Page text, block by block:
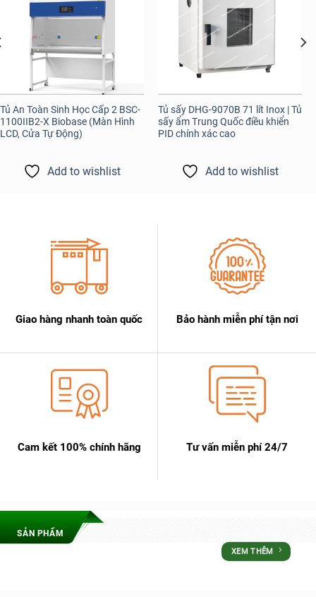
Tủ An Toàn Sinh Học Cấp 2 BSC-
1100IIB2-X Biobase (Màn Hình
LCD, Cửa Tự Động)
Add to wishlist
Tủ sấy DHG-9070B 71 lít Inox | Tủ
sấy ẩm Trung Quốc điều khiển
PID chính xác cao
Add to wishlist
Giao hàng nhanh toàn quốc Bảo hành miễn phí tận nơi
Cam kết 100% chính hãng Tư vấn miễn phí 24/7
SẢN PHẨM
XEM THÊM